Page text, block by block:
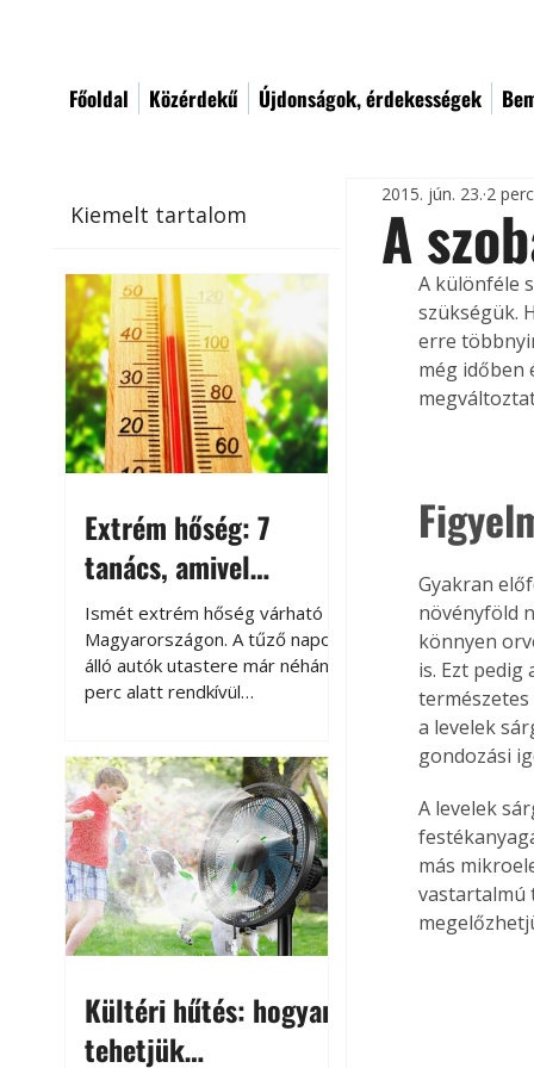
Főoldal Közérdekű Újdonságok, érdekességek
Kiemelt tartalom
Extrém hőség: 7
tanács, amivel
megóvhatjuk
autónkat a nyári
károktól
Ismét extrém hőség várható
Magyarországon. A tűző napon
álló autók utastere már néhány
perc alatt rendkívül
megközelítheti. Ez nemcsak a
beszállást teszi kellemetlenné,
hanem az autó állapotára és a
benne hagyott tárgyakra is
káros hatással lehet. Néhány
egyszerű óvintézkedéssel
azonban jelentősen
csökkenthetjük a hőség káros
Kültéri hűtés: hogyan
tehetjük
A
2015. jún. 23. 2
A különféle
szükségük.
erre
még időben
Gyakran
növényföld
könnyen
is. Ezt pedig
a levelek
gondozási
A levelek
más
vastartalmú